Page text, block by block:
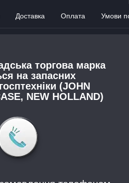
Доставка Оплата Умови
торгова марка
на запасних
(JOHN
NEW HOLLAND)